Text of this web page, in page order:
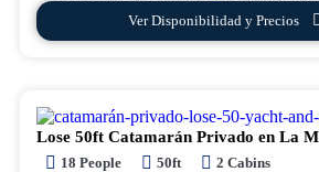
Ver Disponibilidad y Precios
Lose 50ft Catamarán Privado en La
18 People 50ft 2 Cabins